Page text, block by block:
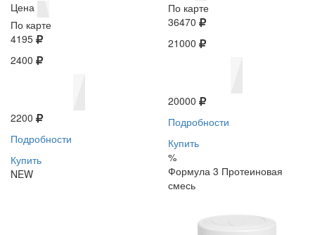
Цена
По карте
4195
2400
2200
Подробности
Купить
NEW
По карте
36470
21000
20000
Подробности
Купить
%
Формула 3 Протеиновая
смесь